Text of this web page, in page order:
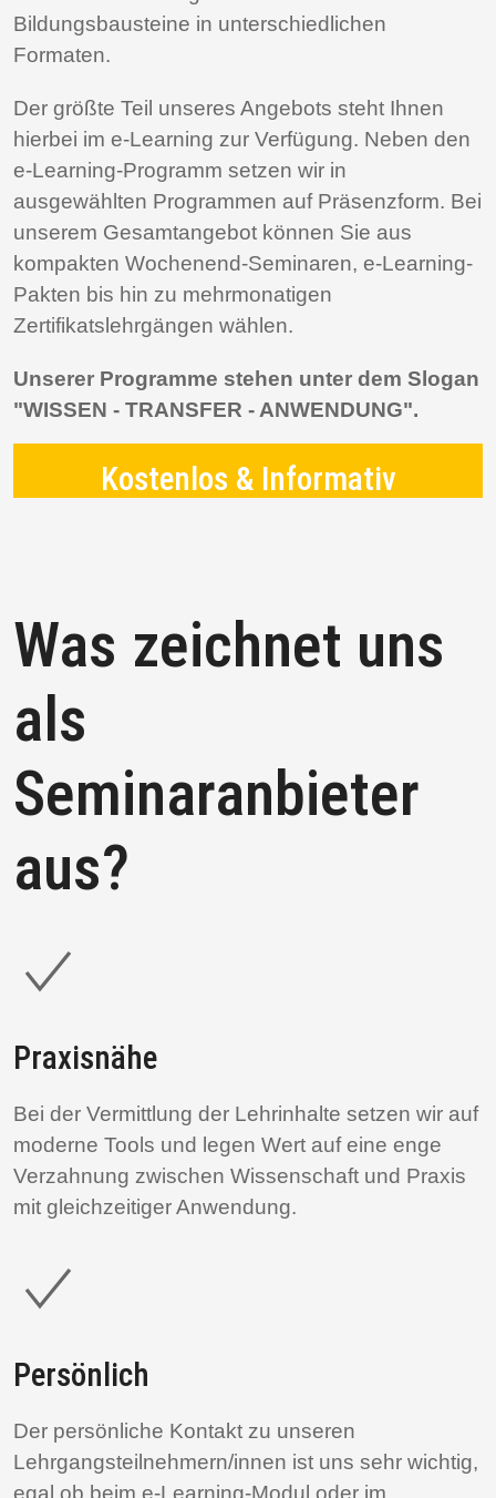
Bildungsbausteine in unterschiedlichen
Formaten.
Der größte Teil unseres Angebots steht Ihnen
hierbei im e-Learning zur Verfügung. Neben den
e-Learning-Programm setzen wir in
ausgewählten Programmen auf Präsenzform. Bei
unserem Gesamtangebot können Sie aus
kompakten Wochenend-Seminaren, e-Learning-
Pakten bis hin zu mehrmonatigen
Zertifikatslehrgängen wählen.
Unserer Programme stehen unter dem Slogan
"WISSEN - TRANSFER - ANWENDUNG".
Kostenlos & Informativ
Was zeichnet uns
als
Seminaranbieter
aus?
Praxisnähe
Bei der Vermittlung der Lehrinhalte setzen wir auf
moderne Tools und legen Wert auf eine enge
Verzahnung zwischen Wissenschaft und Praxis
mit gleichzeitiger Anwendung.
Persönlich
Der persönliche Kontakt zu unseren
Lehrgangsteilnehmern/innen ist uns sehr wichtig,
egal ob beim e-Learning-Modul oder im